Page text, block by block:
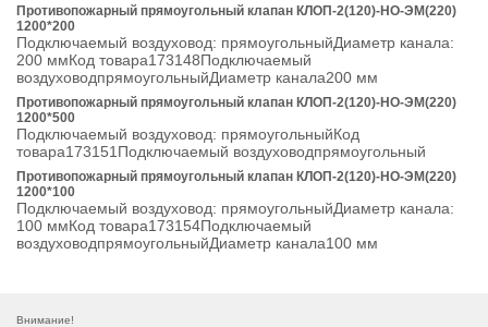
Противопожарный прямоугольный клапан КЛОП-2(120)-НО-ЭМ(220)
1200*200
Подключаемый воздуховод: прямоугольныйДиаметр канала:
200 ммКод товара173148Подключаемый
воздуховодпрямоугольныйДиаметр канала200 мм
Противопожарный прямоугольный клапан КЛОП-2(120)-НО-ЭМ(220)
1200*500
Подключаемый воздуховод: прямоугольныйКод
товара173151Подключаемый воздуховодпрямоугольный
Противопожарный прямоугольный клапан КЛОП-2(120)-НО-ЭМ(220)
1200*100
Подключаемый воздуховод: прямоугольныйДиаметр канала:
100 ммКод товара173154Подключаемый
воздуховодпрямоугольныйДиаметр канала100 мм
Внимание!